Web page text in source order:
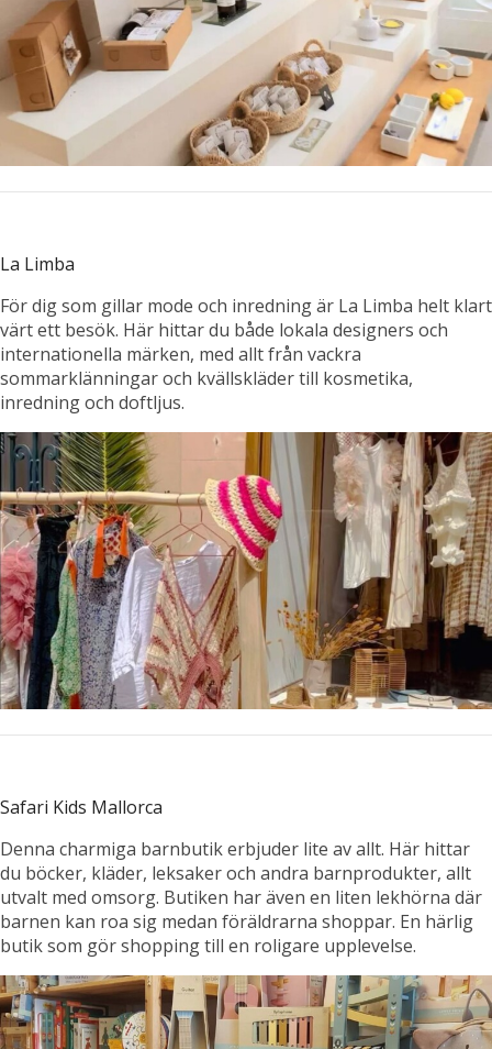
La Limba
För dig som gillar mode och inredning är La Limba helt klart
värt ett besök. Här hittar du både lokala designers och
internationella märken, med allt från vackra
sommarklänningar och kvällskläder till kosmetika,
inredning och doftljus.
Safari Kids Mallorca
Denna charmiga barnbutik erbjuder lite av allt. Här hittar
du böcker, kläder, leksaker och andra barnprodukter, allt
utvalt med omsorg. Butiken har även en liten lekhörna där
barnen kan roa sig medan föräldrarna shoppar. En härlig
butik som gör shopping till en roligare upplevelse.